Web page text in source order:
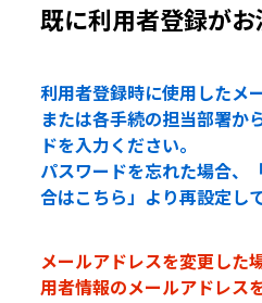
既に利用者登録が
利用者登録時に使用したメ
または各手続の担当部署か
ドを入力ください。
パスワードを忘れた場合、
合はこちら」より再設定し
メールアドレスを変更した
用者情報のメールアドレス